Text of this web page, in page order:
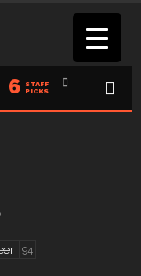
6 STAFF
PICKS
94